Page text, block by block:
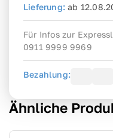
Lieferung: ab
Für Infos zur
0911 9999 9969
Bezahlung:
Ähnliche